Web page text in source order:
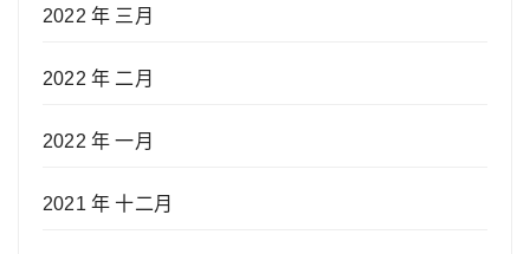
2022 年 三月
2022 年 二月
2022 年 一月
2021 年 十二月